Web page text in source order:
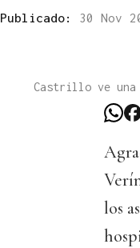
Publicado: 30 Nov
Castrillo ve una
los